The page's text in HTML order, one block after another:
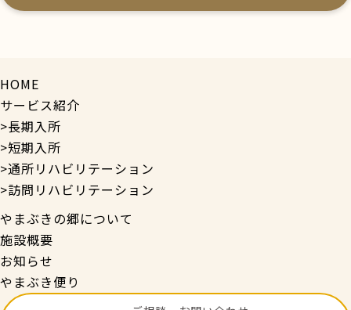
HOME
サービス紹介
>長期入所
>短期入所
>通所リハビリテーション
>訪問リハビリテーション
やまぶきの郷について
施設概要
お知らせ
やまぶき便り